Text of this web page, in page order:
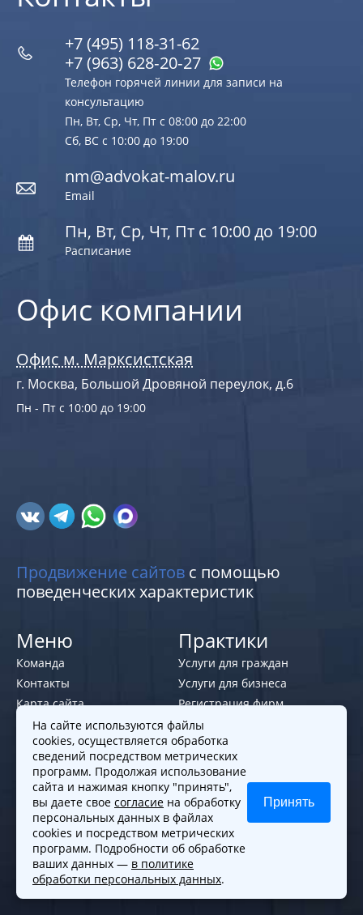
Офис компании
Офис м. Марксистская
г. Москва, Большой Дровяной переулок, д.6
Пн - Пт с 10:00 до 19:00
+7 (495) 118-31-62
+7 (963) 628‑20‑27
Телефон горячей линии для записи на
консультацию
Пн, Вт, Ср, Чт, Пт с 08:00 до 22:00
Сб, ВС с 10:00 до 19:00
nm@advokat-malov.ru
Email
Пн, Вт, Ср, Чт, Пт с 10:00 до 19:00
Расписание
Продвижение сайтов с помощью
поведенческих характеристик
Меню
Команда
Контакты
Карта сайта
Практики
Услуги для граждан
Услуги для бизнеса
Регистрация фирм
Юрист по семейным
делам
Политики и правила
Политика обработки персональных
данных
Согласие на обработку cookies
Согласие на обработку персональных
данных
На сайте используются файлы
cookies, осуществляется обработка
сведений посредством метрических
программ. Продолжая использование
сайта и нажимая кнопку "принять",
вы даете свое согласие на обработку
персональных данных в файлах
cookies и посредством метрических
программ. Подробности об обработке
ваших данных — в политике
обработки персональных данных.
Принять